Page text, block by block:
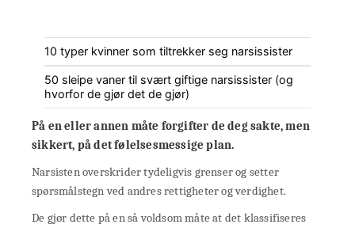
10 typer kvinner som tiltrekker seg narsissister
50 sleipe vaner til svært giftige narsissister (og
hvorfor de gjør det de gjør)
På en eller annen måte forgifter de deg sakte, men
sikkert, på det følelsesmessige plan.
Narsisten overskrider tydeligvis grenser og setter
spørsmålstegn ved andres rettigheter og verdighet.
De gjør dette på en så voldsom måte at det klassifiseres